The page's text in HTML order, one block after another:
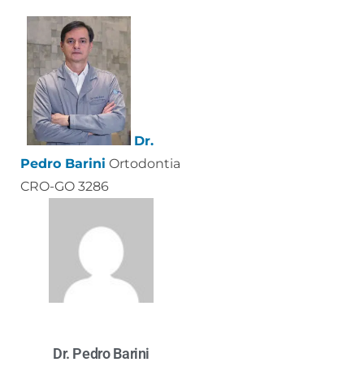
Dr.
Pedro Barini Ortodontia
CRO-GO 3286
Dr. Pedro Barini